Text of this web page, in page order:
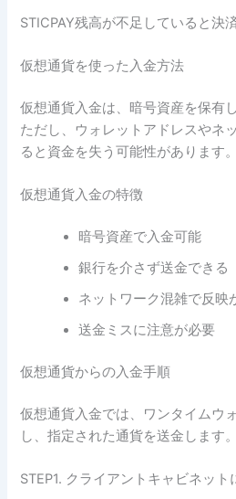
STICPAY残高が不足していると決
仮想通貨を使った入金方法
仮想通貨入金は、暗号資産を保有
ただし、ウォレットアドレスやネ
ると資金を失う可能性があります。
仮想通貨入金の特徴
暗号資産で入金可能
銀行を介さず送金できる
ネットワーク混雑で反映
送金ミスに注意が必要
仮想通貨からの入金手順
仮想通貨入金では、ワンタイムウ
し、指定された通貨を送金します。
STEP1. クライアントキャビネット